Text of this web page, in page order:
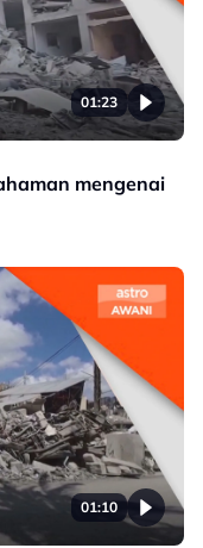
01:23
mengenai
01:10